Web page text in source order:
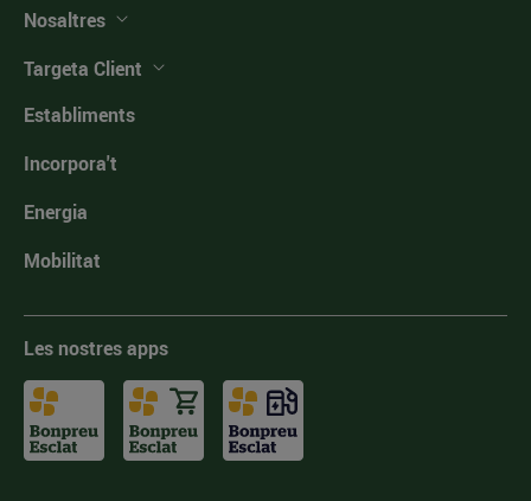
Nosaltres
Targeta Client
Establiments
Incorpora't
Energia
Mobilitat
Les nostres apps